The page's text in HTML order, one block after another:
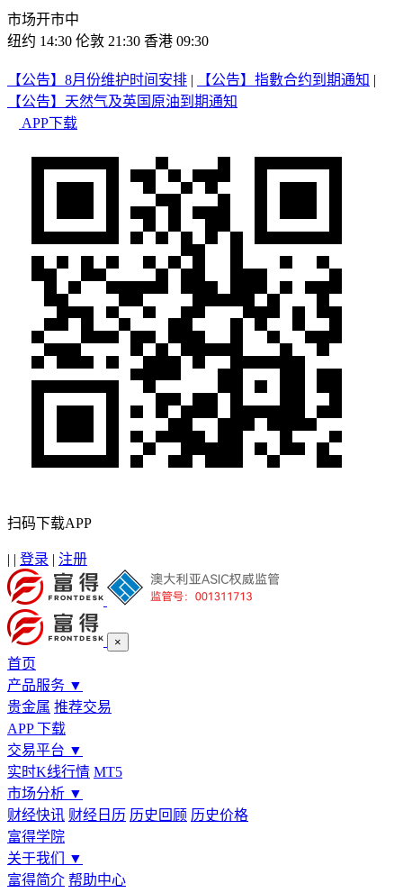
市场开市中
纽约 14:30 伦敦 21:30 香港 09:30
【公告】8月份维护时间安排 | 【公告】指數合约到期通知 |
【公告】天然气及英国原油到期通知
APP下载
扫码下载APP
| | 登录 | 注册
×
首页
产品服务 ▼
贵金属 推荐交易
APP 下载
交易平台 ▼
实时K线行情 MT5
市场分析 ▼
财经快讯 财经日历 历史回顾 历史价格
富得学院
关于我们
▼
富得简介 帮助中心